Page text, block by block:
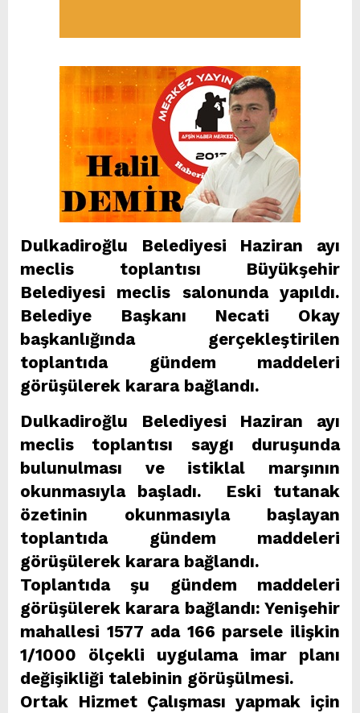
Dulkadiroğlu Belediyesi Haziran ayı
meclis toplantısı Büyükşehir
Belediyesi meclis salonunda yapıldı.
Belediye Başkanı Necati Okay
başkanlığında gerçekleştirilen
toplantıda gündem maddeleri
görüşülerek karara bağlandı.
Dulkadiroğlu Belediyesi Haziran ayı
meclis toplantısı saygı duruşunda
bulunulması ve istiklal marşının
okunmasıyla başladı. Eski tutanak
özetinin okunmasıyla başlayan
toplantıda gündem maddeleri
görüşülerek karara bağlandı.
Toplantıda şu gündem maddeleri
görüşülerek karara bağlandı: Yenişehir
mahallesi 1577 ada 166 parsele ilişkin
1/1000 ölçekli uygulama imar planı
değişikliği talebinin görüşülmesi.
Ortak Hizmet Çalışması yapmak için